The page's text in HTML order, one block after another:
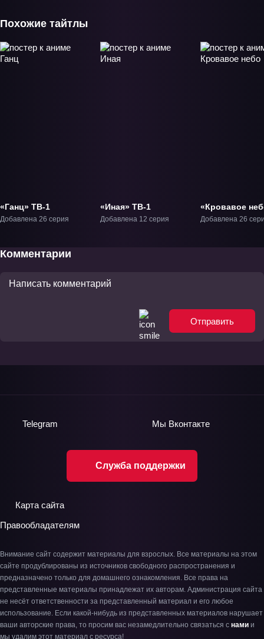
Похожие тайтлы
«Ганц» ТВ-1
Добавлена 26 серия
«Иная» ТВ-1
Добавлена 12 серия
«Кровавое
ТВ-1
Добавлена 26
Комментарии
Отправить
Служба поддержки
Telegram Мы Вконтакте
Карта сайта
Правообладателям
Внимание сайт содержит материалы для взрослых. Все материалы на этом
сайте продублированы из источников свободного распространения и
предназначено только для домашнего ознакомления. Все права на
представленные материалы принадлежат их авторам. Администрация сайта
не несёт ответственности за представленный материал и его любое
использование. Если какой-нибудь из представленных материалов нарушает
ваши авторские права, то просим вас незамедлительно связаться с нами и
мы удалим этот материал с ресурса!